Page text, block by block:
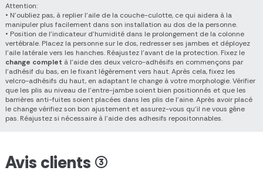
Attention:
• N’oubliez pas, à replier l’aile de la couche-culotte, ce qui aidera à la
manipuler plus facilement dans son installation au dos de la personne.
• Position de l'indicateur d'humidité dans le prolongement de la colonne
vertébrale. Placez la personne sur le dos, redresser ses jambes et déployez
l’aile latérale vers les hanches. Réajustez l’avant de la protection. Fixez le
change complet à l’aide des deux velcro-adhésifs en commençons par
l’adhésif du bas, en le fixant légèrement vers haut. Après cela, fixez les
velcro-adhésifs du haut, en adaptant le change à votre morphologie. Vérifier
que les plis au niveau de l'entre-jambe soient bien positionnés et que les
barrières anti-fuites soient placées dans les plis de l'aine. Après avoir placé
le change vérifiez son bon ajustement et assurez-vous qu’il ne vous gêne
pas. Réajustez si nécessaire à l’aide des adhesifs repositonnables.
Avis clients (3)